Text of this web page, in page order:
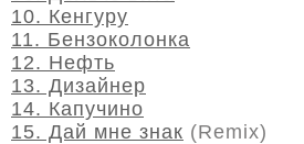
10. Кенгуру
11. Бензоколонка
12. Нефть
13. Дизайнер
14. Капучино
15. Дай мне знак (Remix)